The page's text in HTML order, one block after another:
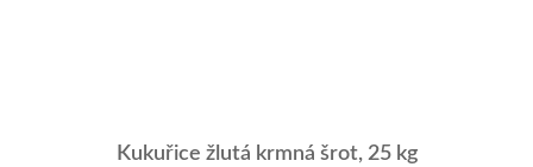
Kukuřice žlutá krmná šrot, 25 kg